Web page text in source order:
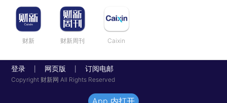
财新 财新周刊 Caixin
登录 网页版 订阅电邮
Copyright 财新网 All Rights Reserved
App 内打开